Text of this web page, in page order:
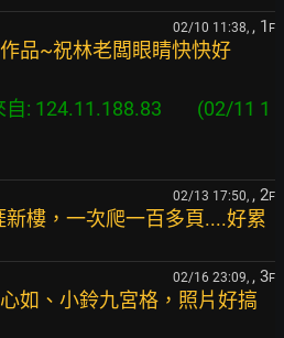
02/10 11:38, , 1 F
品~祝林老闆眼睛快快好
: 124.11.188.83        (02/11 1
02/13 17:50, , 2F
樓，一次爬一百多頁....好累
02/16 23:09, , 3F
如、小鈴九宮格，照片好搞